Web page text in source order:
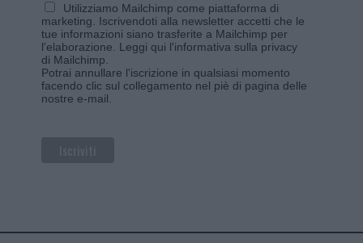
Utilizziamo Mailchimp come piattaforma di
marketing. Iscrivendoti alla newsletter accetti che le
tue informazioni siano trasferite a Mailchimp per
l'elaborazione. Leggi qui l'informativa sulla privacy
di Mailchimp
Potrai annullare l'iscrizione in qualsiasi momento
facendo clic sul collegamento nel piè di pagina delle
nostre e-mail.